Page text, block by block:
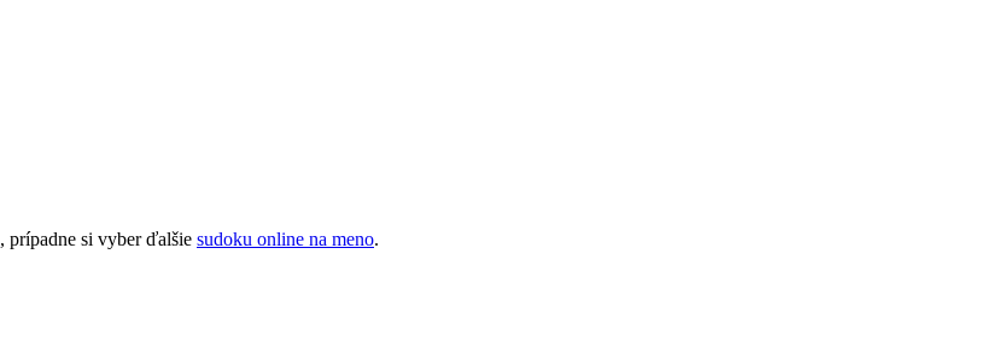
, prípadne si vyber ďalšie sudoku online na meno.